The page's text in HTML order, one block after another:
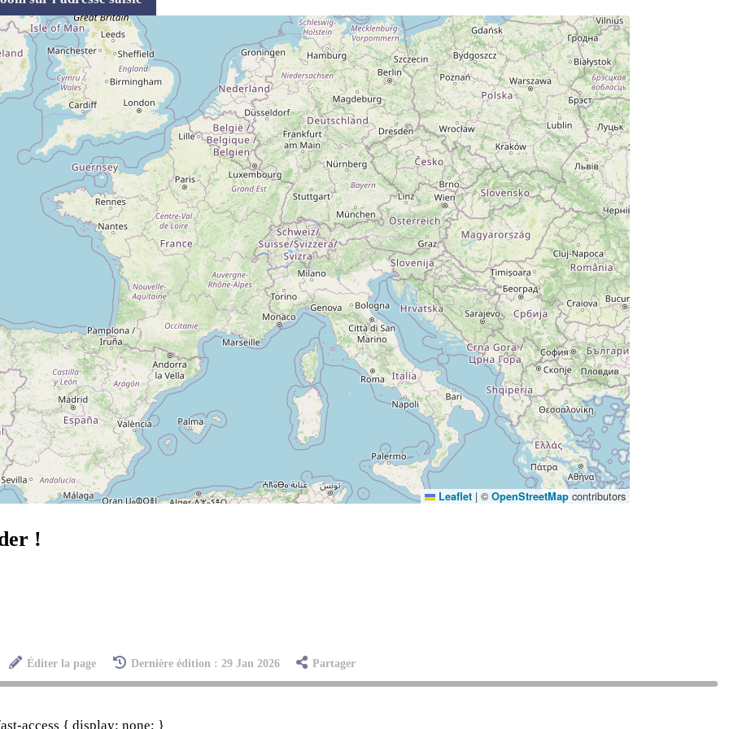
Leaflet | © OpenStreetMap contributors
!
Éditer la page Dernière édition : 29 Jan 2026 Partager
access { display: none; }